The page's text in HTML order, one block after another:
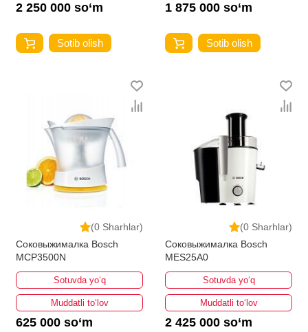
2 250 000 so‘m
Sotib olish
1 875 000 so‘m
Sotib olish
(0 Sharhlar)
Соковыжималка Bosch
MCP3500N
Sotuvda yo‘q
Muddatli to‘lov
625 000 so‘m
(0 Sharhlar)
Соковыжималка Bosch
MES25A0
Sotuvda yo‘q
Muddatli to‘lov
2 425 000 so‘m